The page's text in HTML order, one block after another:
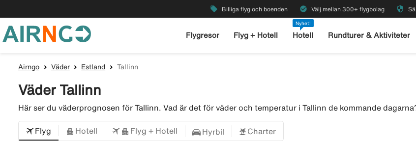
local_offer Billiga flyg och boenden check_circle Välj mellan 300+ flygbolag security
Flygresor Flyg + Hotell
Nyhet!
Hotell Rundturer & Aktiviteter
Airngo Väder Estland Tallinn
Väder Tallinn
Här ser du väderprognosen för Tallinn. Vad är det för väder och temperatur i Tallinn de kommande
Flyg Hotell Flyg + Hotell Hyrbil Charter